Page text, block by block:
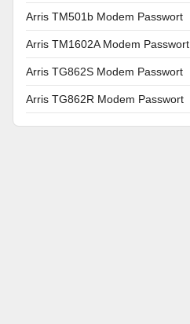
Arris TM501b Modem Passwort
Arris TM1602A Modem Passwort
Arris TG862S Modem Passwort
Arris TG862R Modem Passwort